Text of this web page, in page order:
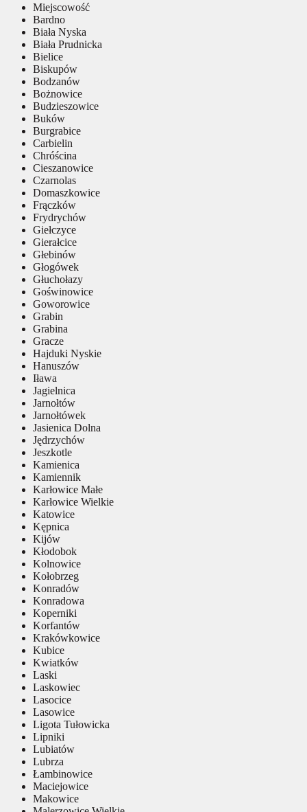
Miejscowość
Bardno
Biała Nyska
Biała Prudnicka
Bielice
Biskupów
Bodzanów
Bożnowice
Budzieszowice
Buków
Burgrabice
Carbielin
Chróścina
Cieszanowice
Czarnolas
Domaszkowice
Frączków
Frydrychów
Giełczyce
Gierałcice
Głebinów
Głogówek
Głuchołazy
Goświnowice
Goworowice
Grabin
Grabina
Gracze
Hajduki Nyskie
Hanuszów
Iława
Jagielnica
Jarnołtów
Jarnołtówek
Jasienica Dolna
Jędrzychów
Jeszkotle
Kamienica
Kamiennik
Karłowice Małe
Karłowice Wielkie
Katowice
Kępnica
Kijów
Kłodobok
Kolnowice
Kołobrzeg
Konradów
Konradowa
Koperniki
Korfantów
Krakówkowice
Kubice
Kwiatków
Laski
Laskowiec
Lasocice
Lasowice
Ligota Tułowicka
Lipniki
Lubiatów
Lubrza
Łambinowice
Maciejowice
Makowice